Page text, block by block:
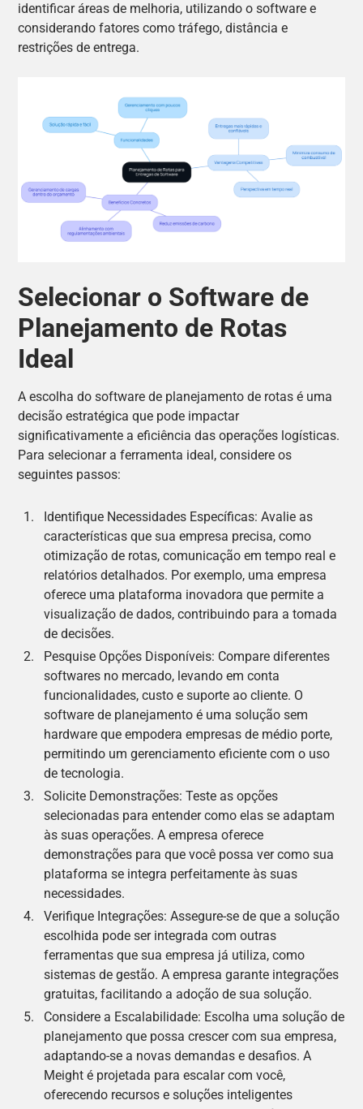
identificar áreas de melhoria, utilizando o software e
considerando fatores como tráfego, distância e
restrições de entrega.
Selecionar o Software de
Planejamento de Rotas
Ideal
A escolha do software de planejamento de rotas é uma
decisão estratégica que pode impactar
significativamente a eficiência das operações logísticas.
Para selecionar a ferramenta ideal, considere os
seguintes passos:
Identifique Necessidades Específicas: Avalie as
características que sua empresa precisa, como
otimização de rotas, comunicação em tempo real e
relatórios detalhados. Por exemplo, uma empresa
oferece uma plataforma inovadora que permite a
visualização de dados, contribuindo para a tomada
de decisões.
Pesquise Opções Disponíveis: Compare diferentes
softwares no mercado, levando em conta
funcionalidades, custo e suporte ao cliente. O
software de planejamento é uma solução sem
hardware que empodera empresas de médio porte,
permitindo um gerenciamento eficiente com o uso
de tecnologia.
Solicite Demonstrações: Teste as opções
selecionadas para entender como elas se adaptam
às suas operações. A empresa oferece
demonstrações para que você possa ver como sua
plataforma se integra perfeitamente às suas
necessidades.
Verifique Integrações: Assegure-se de que a solução
escolhida pode ser integrada com outras
ferramentas que sua empresa já utiliza, como
sistemas de gestão. A empresa garante integrações
gratuitas, facilitando a adoção de sua solução.
Considere a Escalabilidade: Escolha uma solução de
planejamento que possa crescer com sua empresa,
adaptando-se a novas demandas e desafios. A
Meight é projetada para escalar com você,
oferecendo recursos e soluções inteligentes